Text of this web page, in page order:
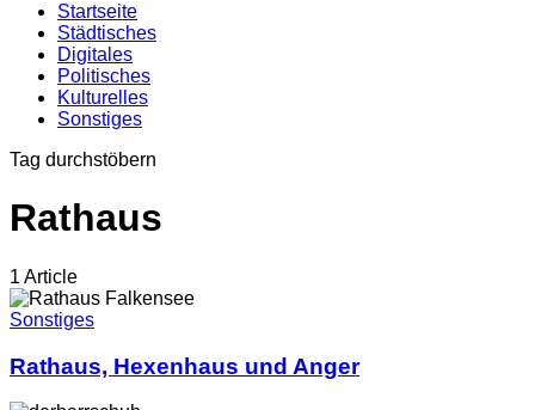
Startseite
Städtisches
Digitales
Politisches
Kulturelles
Sonstiges
Tag durchstöbern
Rathaus
1 Article
Sonstiges
Rathaus, Hexenhaus und Anger